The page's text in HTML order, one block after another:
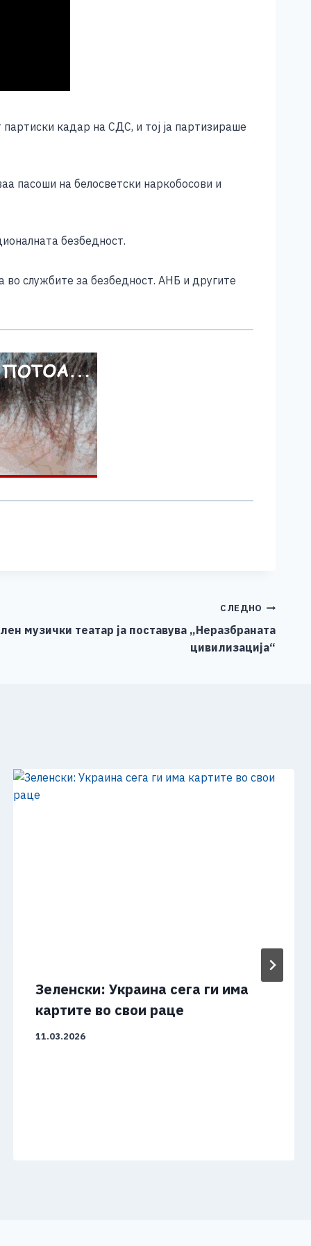
кадар на СДС, и тој ја партизираше
пасоши на белосветски наркобосови и
безбедност.
службите за безбедност. АНБ и другите
СЛЕДНО
музички театар ја поставува „Неразбраната
цивилизација“
Зеленски: Украина сега ги има
картите во свои раце
11.03.2026